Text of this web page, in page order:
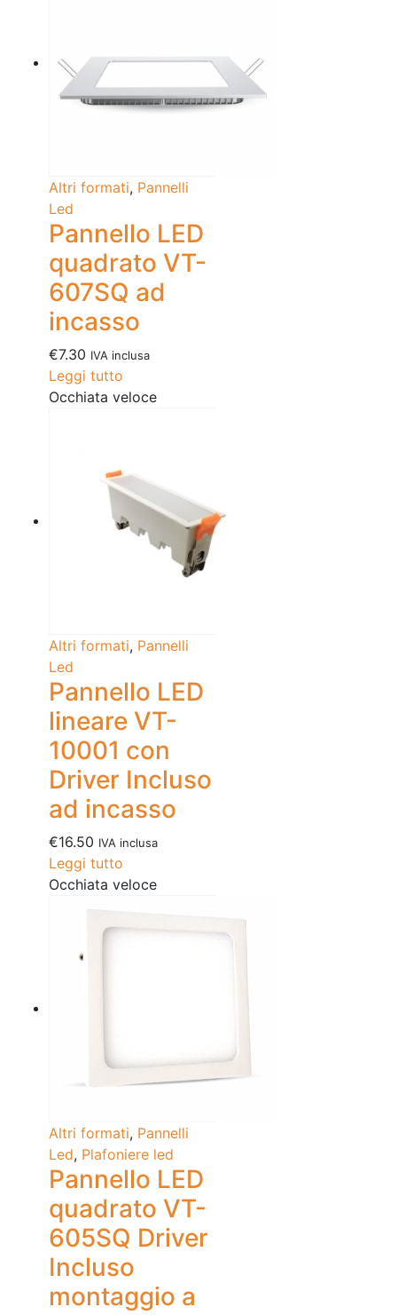
Altri formati, Pannelli
Led
Pannello LED
quadrato VT-
607SQ ad
incasso
€7.30 IVA inclusa
Leggi tutto
Occhiata veloce
Altri formati, Pannelli
Led
Pannello LED
lineare VT-
10001 con
Driver Incluso
ad incasso
€16.50 IVA inclusa
Leggi tutto
Occhiata veloce
Altri formati, Pannelli
Led, Plafoniere led
Pannello LED
quadrato VT-
605SQ Driver
Incluso
montaggio a